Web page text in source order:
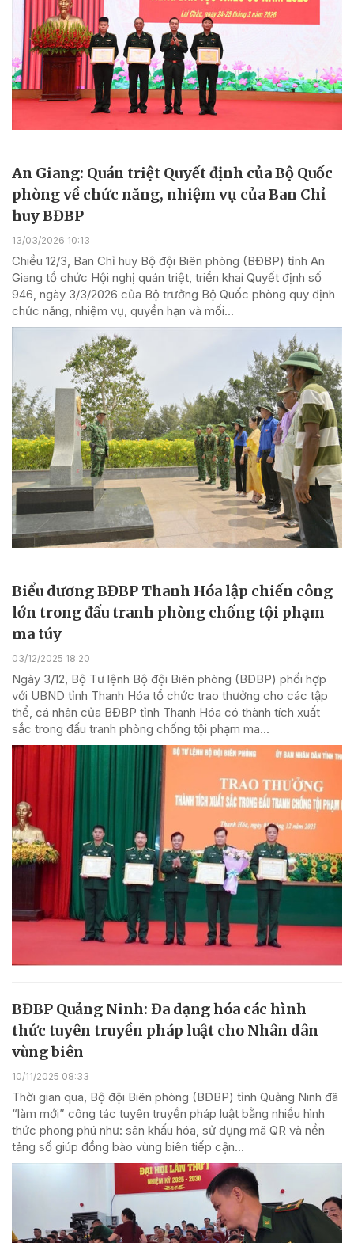
An Giang: Quán triệt Quyết định của Bộ Quốc
phòng về chức năng, nhiệm vụ của Ban Chỉ
huy BĐBP
13/03/2026 10:13
Chiều 12/3, Ban Chỉ huy Bộ đội Biên phòng (BĐBP) tỉnh An
Giang tổ chức Hội nghị quán triệt, triển khai Quyết định số
946, ngày 3/3/2026 của Bộ trưởng Bộ Quốc phòng quy định
chức năng, nhiệm vụ, quyền hạn và mối...
Biểu dương BĐBP Thanh Hóa lập chiến công
lớn trong đấu tranh phòng chống tội phạm
ma túy
03/12/2025 18:20
Ngày 3/12, Bộ Tư lệnh Bộ đội Biên phòng (BĐBP) phối hợp
với UBND tỉnh Thanh Hóa tổ chức trao thưởng cho các tập
thể, cá nhân của BĐBP tỉnh Thanh Hóa có thành tích xuất
sắc trong đấu tranh phòng chống tội phạm ma...
BĐBP Quảng Ninh: Đa dạng hóa các hình
thức tuyên truyền pháp luật cho Nhân dân
vùng biên
10/11/2025 08:33
Thời gian qua, Bộ đội Biên phòng (BĐBP) tỉnh Quảng Ninh đã
“làm mới” công tác tuyên truyền pháp luật bằng nhiều hình
thức phong phú như: sân khấu hóa, sử dụng mã QR và nền
tảng số giúp đồng bào vùng biên tiếp cận...